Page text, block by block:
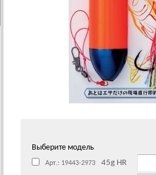
Выберите модель
Арт.: 19443-2973 45g HR